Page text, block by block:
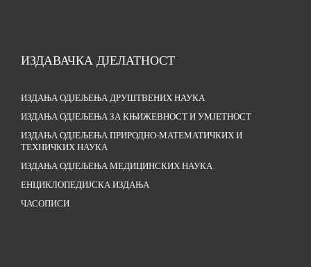
ИЗДАВАЧКА ДЈЕЛАТНОСТ
ИЗДАЊА ОДЈЕЉЕЊА ДРУШТВЕНИХ НАУКА
ИЗДАЊА ОДЈЕЉЕЊА ЗА КЊИЖЕВНОСТ И УМЈЕТНОСТ
ИЗДАЊА ОДЈЕЉЕЊА ПРИРОДНО-МАТЕМАТИЧКИХ И
ТЕХНИЧКИХ НАУКА
ИЗДАЊА ОДЈЕЉЕЊА МЕДИЦИНСКИХ НАУКА
ЕНЦИКЛОПЕДИЈСКА ИЗДАЊА
ЧАСОПИСИ